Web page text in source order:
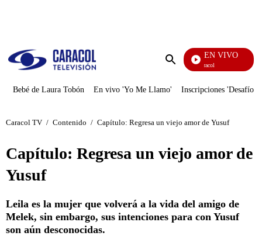
Enviar
EN VIVO
Noticias Caracol
Bebé de Laura Tobón En vivo 'Yo Me Llamo' Inscripciones 'Desafío'
Caracol TV / Contenido / Capítulo: Regresa un viejo amor de Yusuf
Capítulo: Regresa un viejo amor de
Yusuf
Leila es la mujer que volverá a la vida del amigo de
Melek, sin embargo, sus intenciones para con Yusuf
son aún desconocidas.